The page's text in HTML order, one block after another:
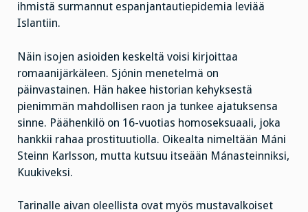
ihmistä surmannut espanjantautiepidemia leviää
Islantiin.
Näin isojen asioiden keskeltä voisi kirjoittaa
romaanijärkäleen. Sjónin menetelmä on
päinvastainen. Hän hakee historian kehyksestä
pienimmän mahdollisen raon ja tunkee ajatuksensa
sinne. Päähenkilö on 16-vuotias homoseksuaali, joka
hankkii rahaa prostituutiolla. Oikealta nimeltään Máni
Steinn Karlsson, mutta kutsuu itseään Mánasteinniksi,
Kuukiveksi.
Tarinalle aivan oleellista ovat myös mustavalkoiset